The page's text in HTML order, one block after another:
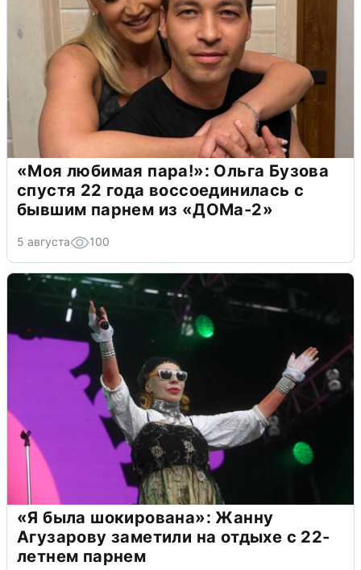
«Моя любимая пара!»: Ольга Бузова
спустя 22 года воссоединилась с
бывшим парнем из «ДОМа-2»
5 августа 100
«Я была шокирована»: Жанну
Агузарову заметили на отдыхе с 22-
летнем парнем